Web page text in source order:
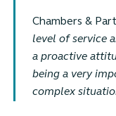
Chambers &
level of service
a proactive
being a very
complex